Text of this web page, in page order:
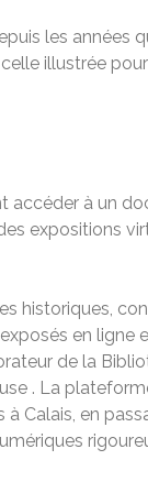
les années
illustrée
accéder à un
expositions
historiques,
en ligne
de la
. La
Calais, en